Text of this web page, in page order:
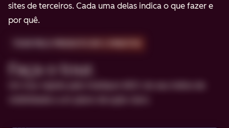
sites de terceiros. Cada uma delas indica o que fazer e
por quê.
Faça o tour.